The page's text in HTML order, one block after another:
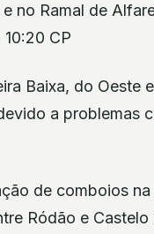
no Ramal de
CP
Baixa, do Oeste
a problemas
de comboios
Ródão e